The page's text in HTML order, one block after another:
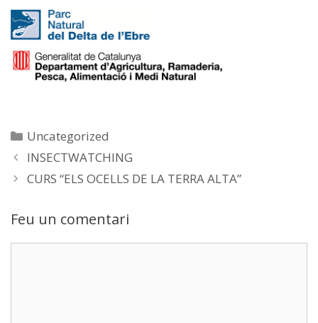
Categories
Uncategorized
INSECTWATCHING
CURS “ELS OCELLS DE LA TERRA ALTA”
Feu un comentari